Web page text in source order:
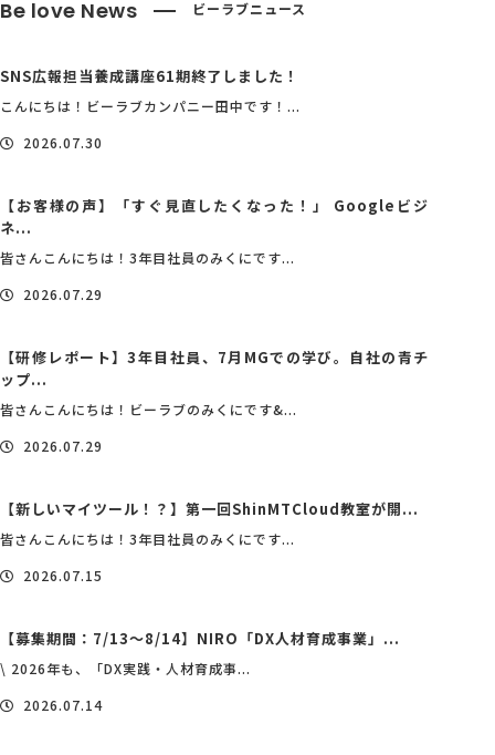
Be love News ビーラブニュース
SNS広報担当養成講座61期終了しました！
こんにちは！ビーラブカンパニー田中です！...
2026.07.30
【お客様の声】「すぐ見直したくなった！」 Googleビジ
ネ...
皆さんこんにちは！3年目社員のみくにです...
2026.07.29
【研修レポート】3年目社員、7月MGでの学び。自社の青チ
ップ...
皆さんこんにちは！ビーラブのみくにです&...
2026.07.29
【新しいマイツール！？】第一回ShinMTCloud教室が開...
皆さんこんにちは！3年目社員のみくにです...
2026.07.15
【募集期間：7/13～8/14】NIRO「DX人材育成事業」...
\ 2026年も、「DX実践・人材育成事...
2026.07.14